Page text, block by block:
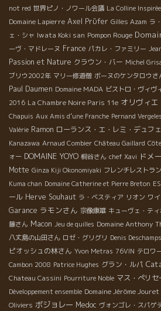
not red 世界ピノ・ノワール会議 La Colline Inspirée
Domaine Lapierre Axel Prϋfer Gilles Azam ラ
ェ・シャ Iwata Koki san Pompon Rouge
ーヴ・マドレーヌ France パカレ・ファミリー
Passion et Nature クラウン・バー Michel
ブリウ2002年 マリー修道僧 ボーヌのケンタロウさ
Paul Daumen Domaine MADA ビストロ・ヴィヴ
2016 La Chambre Noire Paris 11e オリヴィエ
Chapuis Aux Amis d’une Franche Pernand
Valérie Ramon ローランス・エ・レミ・デュフ
Kanazawa Arnaud Combier Château Gaillard
ォー DOMAINE YOYO 桐谷さん chef Xavi ドメ
Motte Ginza Kiji Okonomiyaki フレンチレストラ
Kuma chan Domaine Catherine et Pierre Breton
ール Herve Souhaut ラ・ベスティア リオン ワ
Garance ラモンさん 宗像康雄 キューヴェ・テ
藤さん Macon Jeu de quilles Domaine Anthony
八丈島の山田さん ロゼ・グリグリ Denis Deschamps
ピオッシュの林さん Yvon Metras 76VIN テロワ
Cambon 2008 Patrice Hughes グラン・ルパ
Chateau Cassini Pourriture Noble マス・ぺリセ
Développement ensemble Domaine Jérôme Jouret
Oliviers ボジョレー Medoc ヴォンゴレ・スパゲ